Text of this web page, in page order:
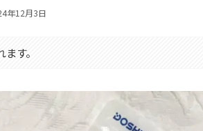
年12月3日
す。